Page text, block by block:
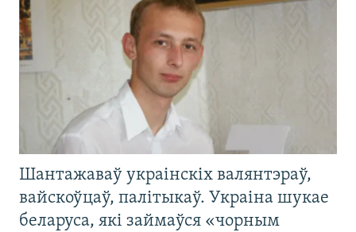
Шантажаваў украінскіх валянтэраў,
вайскоўцаў, палітыкаў. Украіна шукае
беларуса, які займаўся «чорным